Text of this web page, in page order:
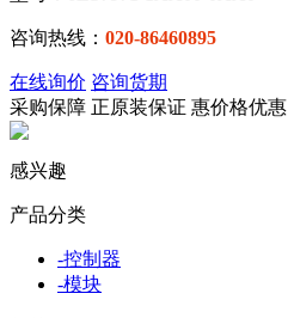
咨询热线： 020-86460895
在线询价 咨询货期
采购保障 正原装保证 惠价格优惠
感兴趣
产品分类
-控制器
-模块